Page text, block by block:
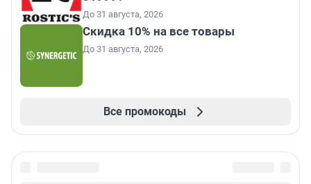
До 31 августа, 2026
Скидка 10% на все товары
До 31 августа, 2026
Все промокоды